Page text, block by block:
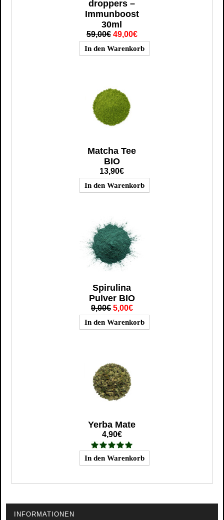
droppers –
Immunboost
30ml
59,00€ 49,00€
Matcha Tee
BIO
13,90€
Spirulina
Pulver BIO
9,00€ 5,00€
Yerba Mate
4,90€
INFORMATIONEN